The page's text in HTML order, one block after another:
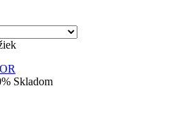
Skladom